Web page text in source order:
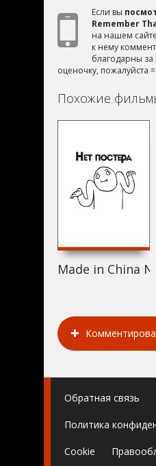
Если вы
Remember
на нашем
к нему
благодарны за
оценочку, пожалуйста
Похожие
Made in China
Обратная связь
Политика
Cookie